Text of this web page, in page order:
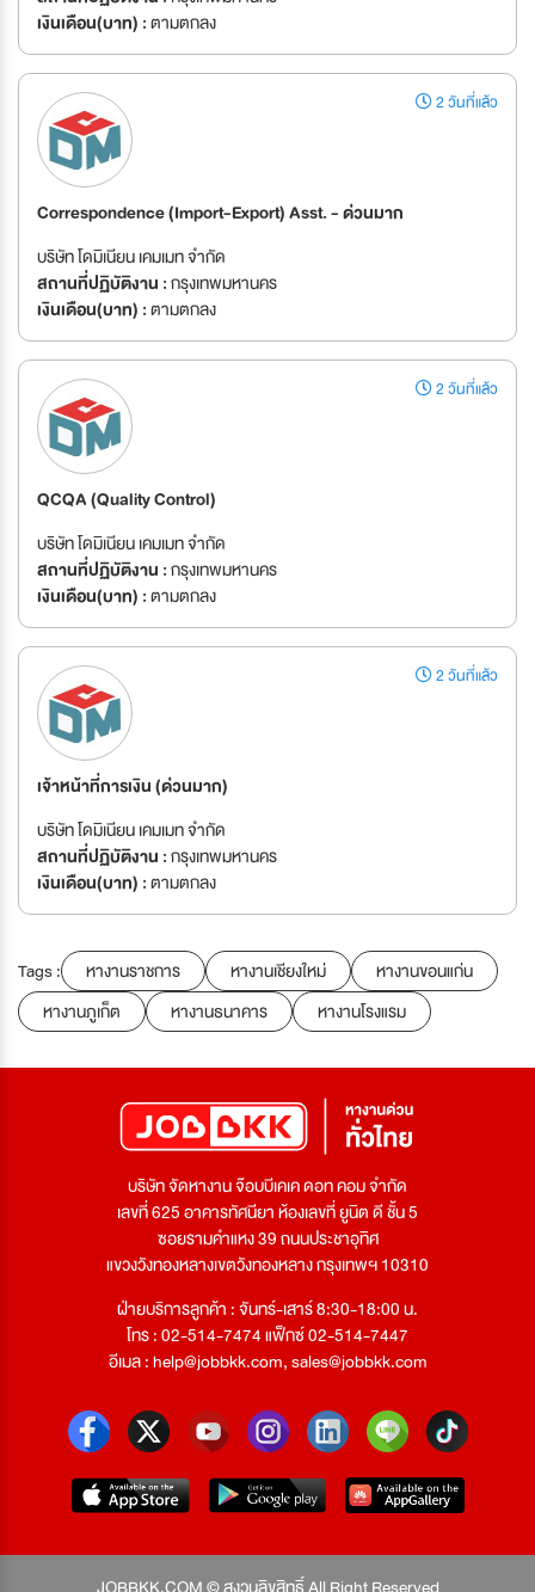
เงินเดือน(บาท) :ตามตกลง
2 วันที่แล้ว
Correspondence (Import-Export) Asst. - ด่วนมาก
บริษัท โดมิเนียน เคมเมท จำกัด
สถานที่ปฏิบัติงาน :กรุงเทพมหานคร
เงินเดือน(บาท) :ตามตกลง
2 วันที่แล้ว
QCQA (Quality Control)
บริษัท โดมิเนียน เคมเมท จำกัด
สถานที่ปฏิบัติงาน :กรุงเทพมหานคร
เงินเดือน(บาท) :ตามตกลง
2 วันที่แล้ว
เจ้าหน้าที่การเงิน (ด่วนมาก)
บริษัท โดมิเนียน เคมเมท จำกัด
สถานที่ปฏิบัติงาน :กรุงเทพมหานคร
เงินเดือน(บาท) :ตามตกลง
Tags : หางานราชการ หางานเชียงใหม่
หางานขอนแก่น
หางานภูเก็ต
หางานธนาคาร หางานโรงแรม
บริษัท จัดหางาน จ๊อบบีเคเค ดอท คอม จำกัด
เลขที่ 625 อาคารทัศนียา ห้องเลขที่ ยูนิต ดี ชั้น 5
ซอยรามคำแหง 39 ถนนประชาอุทิศ
แขวงวังทองหลางเขตวังทองหลาง กรุงเทพฯ 10310
ฝ่ายบริการลูกค้า : จันทร์-เสาร์ 8:30-18:00 น.
โทร : 02-514-7474 แฟ็กซ์ 02-514-7447
อีเมล :help@jobbkk.com,sales@jobbkk.com